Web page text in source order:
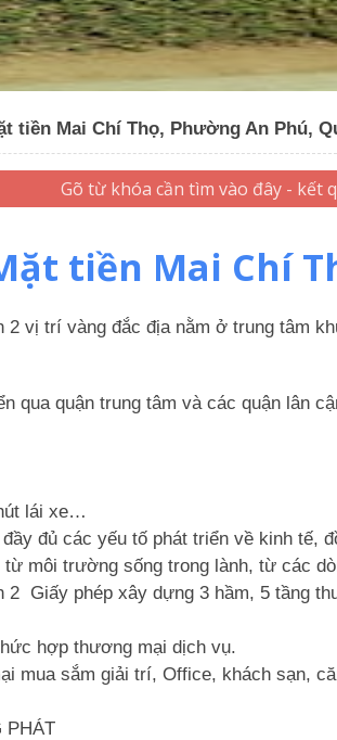
tiền Mai Chí Thọ, Phường An Phú,
tiền Mai Chí
vị trí vàng đắc địa nằm ở trung tâm
qua quận trung tâm và các quận lân
lái xe…
đủ các yếu tố phát triển về kinh tế,
môi trường sống trong lành, từ các
2 Giấy phép xây dựng 3 hầm, 5 tầng
hợp thương mại dịch vụ.
mua sắm giải trí, Office, khách sạn,
PHÁT